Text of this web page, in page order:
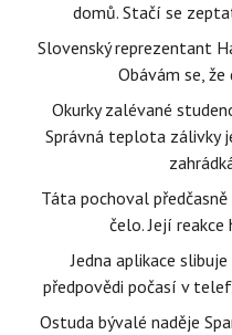
domů. Stačí se
Slovenský reprezentant
Obávám se,
Okurky zalévané
Správná teplota zálivky
Táta pochoval
čelo. Její
Jedna aplikace
předpovědi počasí v
Ostuda bývalé naděje